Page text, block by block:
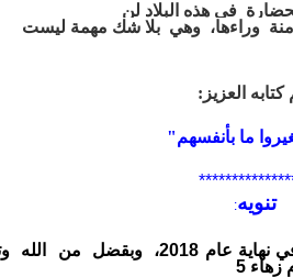
في هذه البلاد لن
وراءها، وهي بلا شك مهمة ليست
العزيز:
ما بأنفسهم"
تنويه:
عام 2018، وبقضل من الله
5